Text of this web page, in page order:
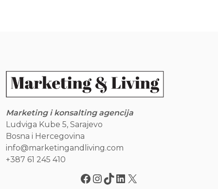
Marketing i konsalting agencija
Ludviga Kube 5, Sarajevo
Bosna i Hercegovina
info@marketingandliving.com
+387 61 245 410